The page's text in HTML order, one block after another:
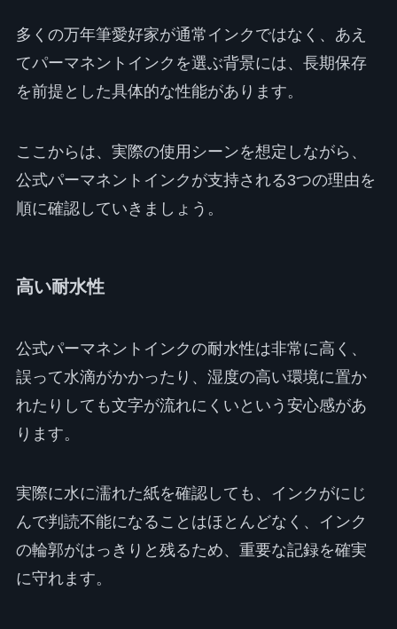
多くの万年筆愛好家が通常インクではなく、あえ
てパーマネントインクを選ぶ背景には、長期保存
を前提とした具体的な性能があります。
ここからは、実際の使用シーンを想定しながら、
公式パーマネントインクが支持される3つの理由を
順に確認していきましょう。
高い耐水性
公式パーマネントインクの耐水性は非常に高く、
誤って水滴がかかったり、湿度の高い環境に置か
れたりしても文字が流れにくいという安心感があ
ります。
実際に水に濡れた紙を確認しても、インクがにじ
んで判読不能になることはほとんどなく、インク
の輪郭がはっきりと残るため、重要な記録を確実
に守れます。